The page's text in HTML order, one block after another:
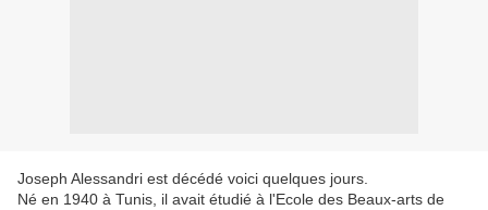
Joseph Alessandri est décédé voici quelques jours.
Né en 1940 à Tunis, il avait étudié à l'Ecole des Beaux-arts de